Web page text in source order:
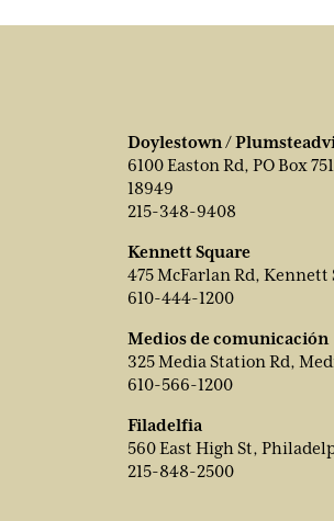
Doylestown /
6100 Easton Rd, PO Box
18949
215-348-9408
Kennett Square
475 McFarlan Rd, Kennett
610-444-1200
Medios de comunicación
325 Media Station Rd,
610-566-1200
Filadelfia
560 East High St,
215-848-2500